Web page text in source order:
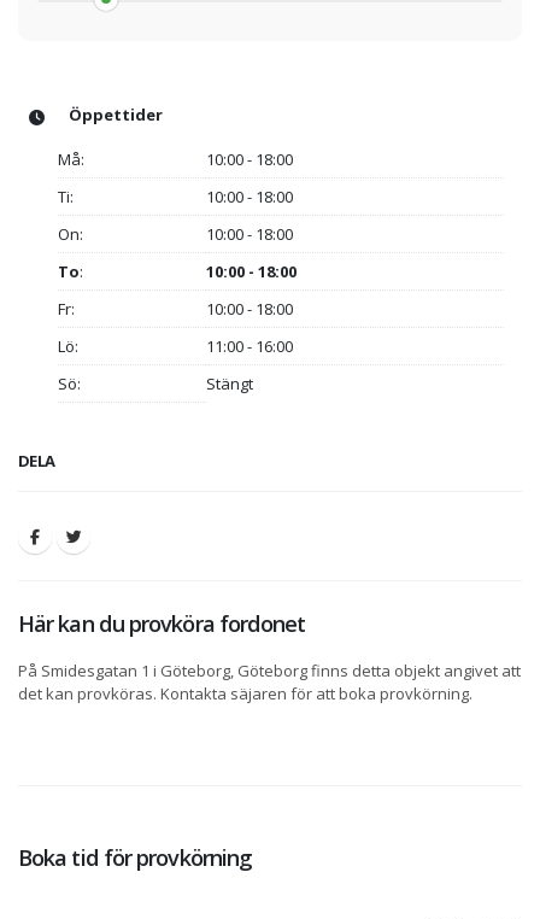
Öppettider
Må:
10:00 - 18:00
Ti:
10:00 - 18:00
On:
10:00 - 18:00
To:
10:00 - 18:00
Fr:
10:00 - 18:00
Lö:
11:00 - 16:00
Sö:
Stängt
DELA
Här kan du provköra fordonet
På Smidesgatan 1 i Göteborg, Göteborg finns detta objekt angivet att
det kan provköras. Kontakta säjaren för att boka provkörning.
Boka tid för provkörning